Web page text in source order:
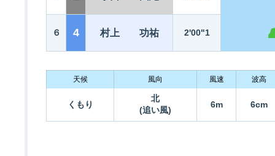
６ 4 村上 功祐 2'00"1
天候 風向 風速 波高
くもり
北
(追い風)
6m 6cm